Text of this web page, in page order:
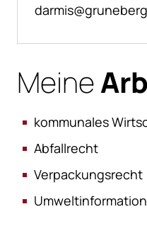
Meine
kommunales
Abfallrecht
Verpackungsrecht